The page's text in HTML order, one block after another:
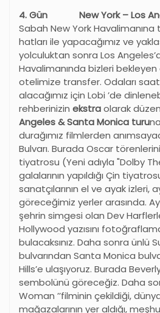
4. Gün New York – Los
Sabah New York
hatları ile yapacağımız ve
yolculuktan sonra Los Angeles’
Havalimanında bizleri bekleyen
otelimize transfer. Odaları saat
alacağımız için Lobi ’de
rehberinizin ekstraolarak
Angeles & Santa Monica turu
durağımız filmlerden
Bulvarı. Burada Oscar
tiyatrosu (Yeni adıyla "Dolby
galalarının yapıldığı Çin
sanatçılarının el ve ayak izleri,
göreceğimiz yerler arasında.
şehrin simgesi olan Dev
Hollywood yazısını
bulacaksınız. Daha sonra ünlü
bulvarından Santa Monica
Hills’e ulaşıyoruz. Burada
sembolünü göreceğiz. Daha
Woman ’’filminin çekildiği,
mağazalarının yer aldığı,